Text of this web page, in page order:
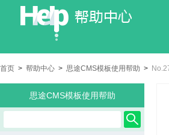
首页 > 帮助中心 > 思途CMS模板使用帮助 >
思途CMS模板使用帮助